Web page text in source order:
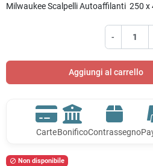
Milwaukee Scalpelli Autoaffilanti 250 x
-
Aggiungi al carrello
CarteBonificoContrassegno
 Non disponibile